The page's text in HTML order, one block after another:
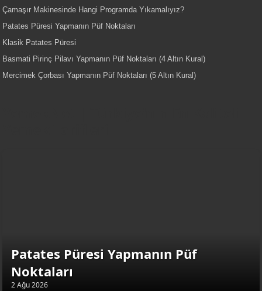
Çamaşır Makinesinde Hangi Programda Yıkamalıyız?
Patates Püresi Yapmanın Püf Noktaları
Klasik Patates Püresi
Basmati Pirinç Pilavı Yapmanın Püf Noktaları (4 Altın Kural)
Mercimek Çorbası Yapmanın Püf Noktaları (5 Altın Kural)
Patates Püresi Yapmanın Püf
Noktaları
2 Ağu 2026